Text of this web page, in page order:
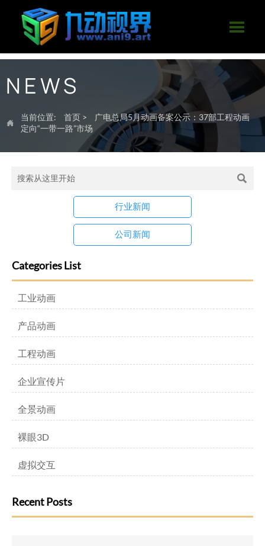

NEWS

当前位置: 首页 >
广电总局5月动画备案公示：37部工程动画
定向“一带一路”市场

行业新闻
公司新闻
Categories List
工业动画
产品动画
工程动画
企业宣传片
全景动画
裸眼3D
虚拟交互
Recent Posts